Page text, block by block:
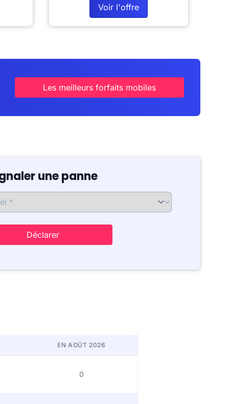
Voir l'offre
Les meilleurs forfaits mobiles
une panne
Déclarer
EN AOÛT 2026
0